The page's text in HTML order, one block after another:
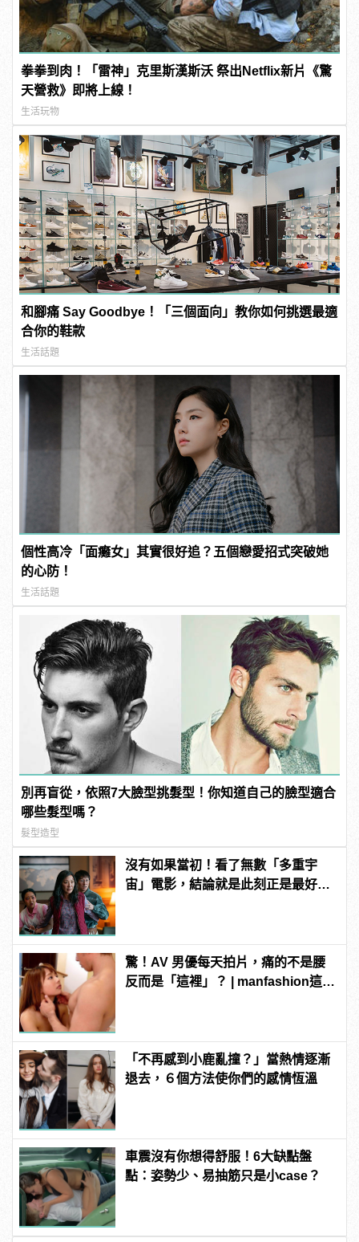
拳拳到肉！「雷神」克里斯漢斯沃 祭出Netflix新片《驚
天營救》即將上線！
生活玩物
和腳痛 Say Goodbye！「三個面向」教你如何挑選最適
合你的鞋款
生活話題
個性高冷「面癱女」其實很好追？五個戀愛招式突破她
的心防！
生活話題
別再盲從，依照7大臉型挑髮型！你知道自己的臉型適合
哪些髮型嗎？
髮型造型
沒有如果當初！看了無數「多重宇
宙」電影，結論就是此刻正是最好的
驚！AV 男優每天拍片，痛的不是腰
反而是「這裡」？ | manfashion這樣
「不再感到小鹿亂撞？」當熱情逐漸
退去，６個方法使你們的感情恆溫
車震沒有你想得舒服！6大缺點盤
點：姿勢少、易抽筋只是小case？